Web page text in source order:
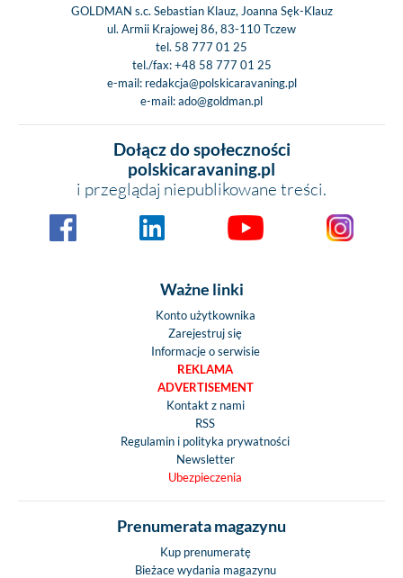
GOLDMAN s.c. Sebastian Klauz, Joanna Sęk-Klauz
ul. Armii Krajowej 86, 83-110 Tczew
tel. 58 777 01 25
tel./fax:+48 58 777 01 25
e-mail: redakcja@polskicaravaning.pl
e-mail:ado@goldman.pl
Dołącz do społeczności
polskicaravaning.pl
i przeglądaj niepublikowane treści.
Ważne linki
Konto użytkownika
Zarejestruj się
Informacje o serwisie
REKLAMA
ADVERTISEMENT
Kontakt z nami
RSS
Regulamin i polityka prywatności
Newsletter
Ubezpieczenia
Prenumerata magazynu
Kup prenumeratę
Bieżace wydania magazynu